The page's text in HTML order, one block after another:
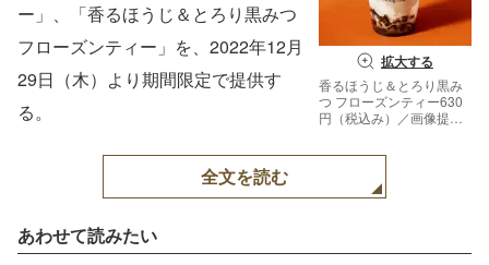
拡大する
香るほうじ＆とろり黒み
つ フローズンティー630
円（税込み）／画像提
ー」、「香るほうじ＆とろり黒みつ
フローズンティー」を、2022年12月
29日（木）より期間限定で提供す
る。
全文を読む
あわせて読みたい